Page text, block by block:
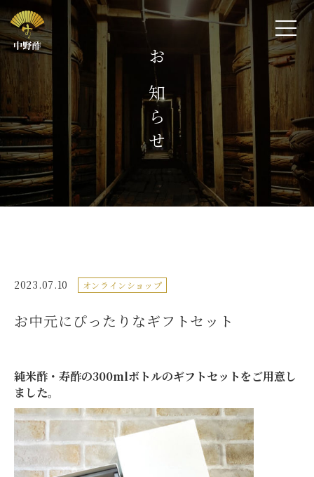
お知らせ
2023.07.10 オンラインショップ
お中元にぴったりなギフトセット
純米酢・寿酢の300mlボトルのギフトセットをご用意し
ました。